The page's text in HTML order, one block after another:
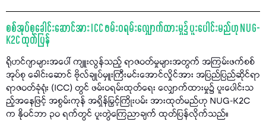
စစ်အုပ်စုခေါင်းဆောင်အား ICC ဖမ်းဝရမ်းလျှောက်ထားမှု၌ ပူးပေါင်းမည်ဟု NUG-
K2C ထုတ်ပြန်
ရိုဟင်ဂျာများအပေါ် ကျူးလွန်သည့် ရာဇဝတ်မှုများအတွက် အကြမ်းဖက်စစ်
အုပ်စု ခေါင်းဆောင် ဗိုလ်ချုပ်မှူးကြီးမင်းအောင်လှိုင်အား အပြည်ပြည်ဆိုင်ရာ
ရာဇဝတ်ခုံရုံး (ICC) တွင် ဖမ်းဝရမ်းထုတ်ရေး လျှောက်ထားမှု၌ ပူးပေါင်းသ
ည့်အနေဖြင့် အစွမ်းကုန် အရှိန်မြှင့်ကြိုးပမ်း အားထုတ်မည်ဟု NUG-K2C
က နိုဝင်ဘာ ၃၀ ရက်တွင် ပူးတွဲကြေညာချက် ထုတ်ပြန်လိုက်သည်။